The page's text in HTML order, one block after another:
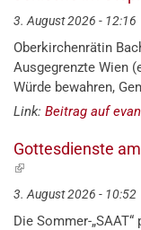
3. August 2026 - 12:16
Oberkirchenrätin
Ausgegrenzte Wien
Würde bewahren,
Link: Beitrag auf
Gottesdienste
(externer
Link)
3. August 2026 - 10:52
Die Sommer-